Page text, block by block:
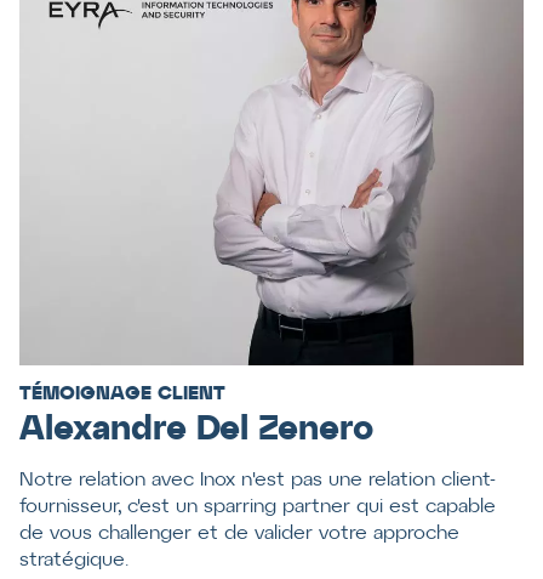
TÉMOIGNAGE CLIENT
Alexandre Del Zenero
Notre relation avec Inox n'est pas une relation client-
fournisseur, c'est un sparring partner qui est capable
de vous challenger et de valider votre approche
stratégique.